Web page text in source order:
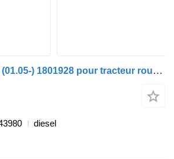
Volant DAF XF105 (01.05-) 1801928 pour tracteur routier DAF XF95, XF105 (2001-2014)
diesel